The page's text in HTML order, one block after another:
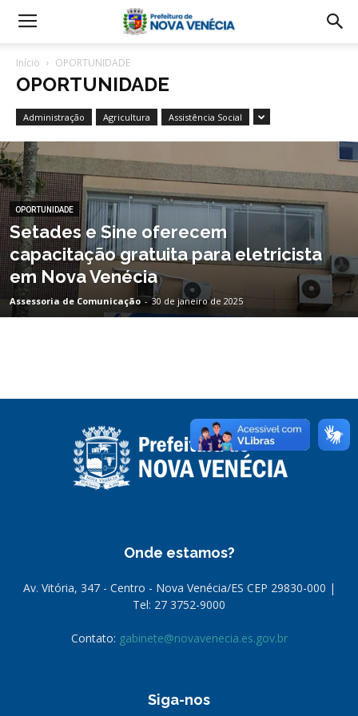
Início OPORTUNIDADE
OPORTUNIDADE
Administração Agricultura Assistência Social
OPORTUNIDADE
Setades e Sine oferecem
capacitação gratuita para eletricista
em Nova Venécia
Assessoria de Comunicação - 30 de janeiro de 2025
Onde estamos?
Av. Vitória, 347 - Centro - Nova Venécia/ES CEP 29830-000 |
Tel: 27 3752-9000
Contato: gabinete@novavenecia.es.gov.br
Siga-nos